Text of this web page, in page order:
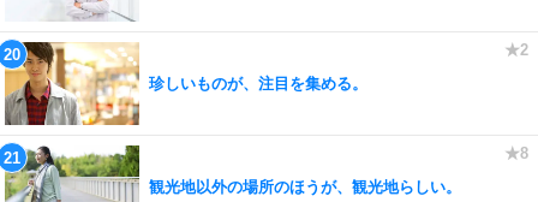
珍しいものが、注目を集める。
観光地以外の場所のほうが、観光地らしい。